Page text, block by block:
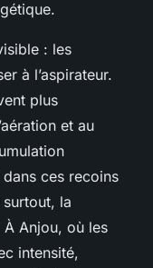
: les
à l’aspirateur.
plus
et au
dans ces recoins
surtout, la
À Anjou, où les
intensité,